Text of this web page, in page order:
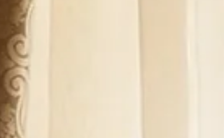
勾勒出新娘曼妙的身姿。深 V 領口設計大膽
展現性感鎖骨與頸部線條，搭配如羽毛般展
的魚尾裙襬，宛如天鵝般優雅而神祕，是追
高級感、極致修身效果的首選！ Lace & Dolly
黑色婚紗推